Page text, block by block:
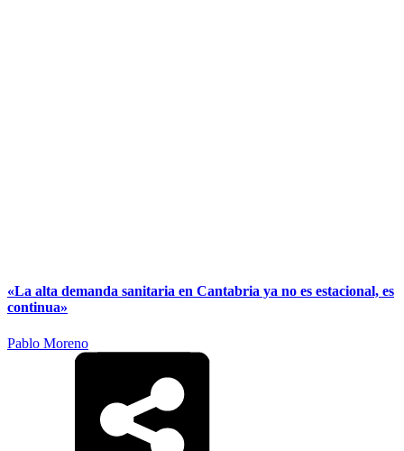
«La alta demanda sanitaria en Cantabria ya no es estacional, es
continua»
Pablo Moreno